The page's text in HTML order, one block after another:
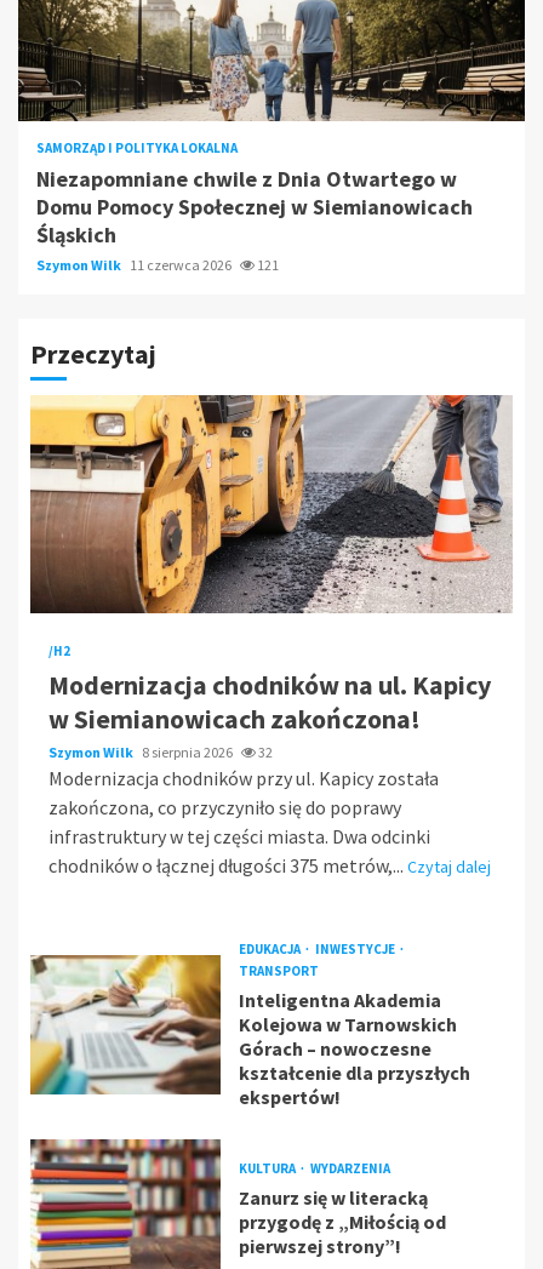
SAMORZĄD I POLITYKA LOKALNA
Niezapomniane chwile z Dnia Otwartego w
Domu Pomocy Społecznej w Siemianowicach
Śląskich
Szymon Wilk 11 czerwca 2026 121
Przeczytaj
/H2
Modernizacja chodników na ul. Kapicy
w Siemianowicach zakończona!
Szymon Wilk 8 sierpnia 2026 32
Modernizacja chodników przy ul. Kapicy została
zakończona, co przyczyniło się do poprawy
infrastruktury w tej części miasta. Dwa odcinki
chodników o łącznej długości 375 metrów,... Czytaj dalej
EDUKACJA
INWESTYCJE
TRANSPORT
Inteligentna Akademia
Kolejowa w Tarnowskich
Górach – nowoczesne
kształcenie dla przyszłych
ekspertów!
KULTURA WYDARZENIA
Zanurz się w literacką
przygodę z „Miłością od
pierwszej strony”!